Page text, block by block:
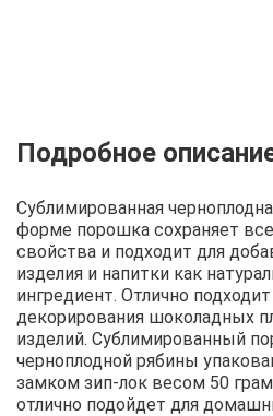
Описание Отзывы
Сублимированная
форме порошка сохраняет
свойства и подходит для
изделия и напитки как
ингредиент. Отлично
декорирования шоколадных
изделий. Сублимированный
черноплодной рябины
замком зип-лок весом 50
отлично подойдет для